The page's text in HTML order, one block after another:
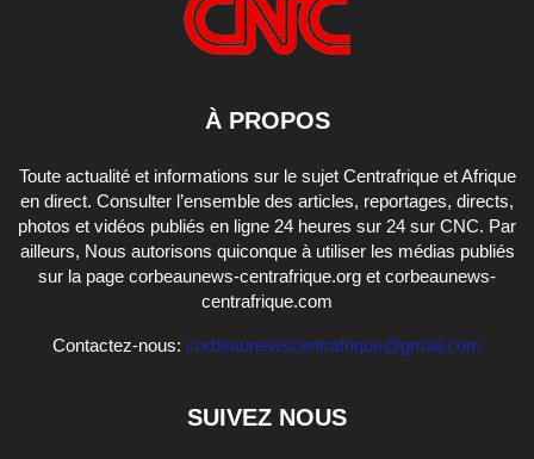
À PROPOS
Toute actualité et informations sur le sujet Centrafrique et Afrique
en direct. Consulter l’ensemble des articles, reportages, directs,
photos et vidéos publiés en ligne 24 heures sur 24 sur CNC. Par
ailleurs, Nous autorisons quiconque à utiliser les médias publiés
sur la page corbeaunews-centrafrique.org et corbeaunews-
centrafrique.com
Contactez-nous: corbeaunewscentrafrique@gmail.com
SUIVEZ NOUS